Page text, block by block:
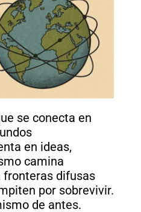
se conecta en
en ideas,
camina
fronteras difusas
por sobrevivir.
de antes.